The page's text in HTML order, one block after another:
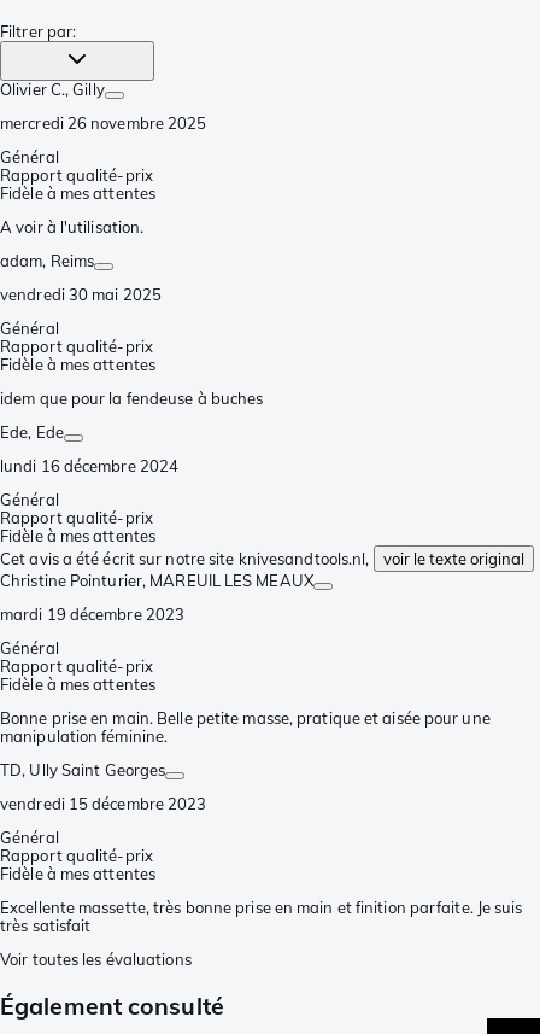
Filtrer par:
Olivier C., Gilly
mercredi 26 novembre 2025
Général
Rapport qualité-prix
Fidèle à mes attentes
A voir à l'utilisation.
adam, Reims
vendredi 30 mai 2025
Général
Rapport qualité-prix
Fidèle à mes attentes
idem que pour la fendeuse à buches
Ede, Ede
lundi 16 décembre 2024
Général
Rapport qualité-prix
Fidèle à mes attentes
Cet avis a été écrit sur notre site knivesandtools.nl,
voir le texte original
Christine Pointurier, MAREUIL LES MEAUX
mardi 19 décembre 2023
Général
Rapport qualité-prix
Fidèle à mes attentes
Bonne prise en main. Belle petite masse, pratique et aisée pour une
manipulation féminine.
TD, Ully Saint Georges
vendredi 15 décembre 2023
Général
Rapport qualité-prix
Fidèle à mes attentes
Excellente massette, très bonne prise en main et finition parfaite. Je suis
très satisfait
Voir toutes les évaluations
Également consulté